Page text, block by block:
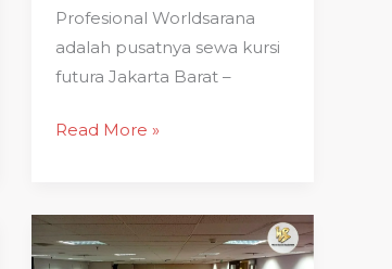
Profesional Worldsarana
adalah pusatnya sewa kursi
futura Jakarta Barat –
Read More »
sewa
kursi